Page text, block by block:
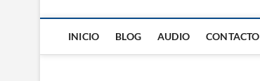
INICIO BLOG AUDIO CONTACTO